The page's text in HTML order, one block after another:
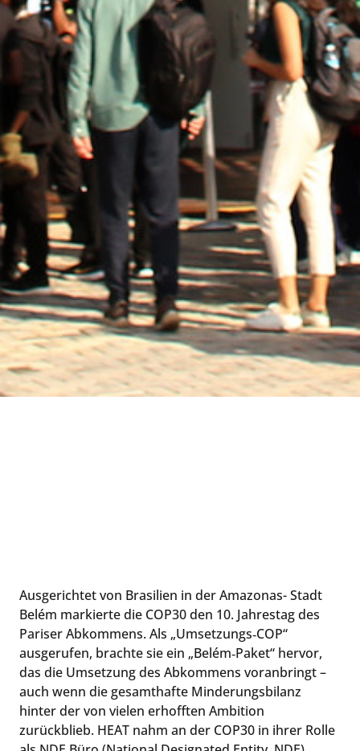
Ausgerichtet von Brasilien in der Amazonas- Stadt
Belém markierte die COP30 den 10. Jahrestag des
Pariser Abkommens. Als „Umsetzungs‑COP“
ausgerufen, brachte sie ein „Belém‑Paket“ hervor,
das die Umsetzung des Abkommens voranbringt –
auch wenn die gesamthafte Minderungsbilanz
hinter der von vielen erhofften Ambition
zurückblieb. HEAT nahm an der COP30 in ihrer Rolle